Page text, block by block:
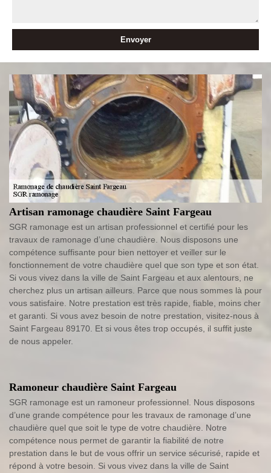
Artisan ramonage chaudière Saint Fargeau
SGR ramonage est un artisan professionnel et certifié pour les
travaux de ramonage d’une chaudière. Nous disposons une
compétence suffisante pour bien nettoyer et veiller sur le
fonctionnement de votre chaudière quel que son type et son état.
Si vous vivez dans la ville de Saint Fargeau et aux alentours, ne
cherchez plus un artisan ailleurs. Parce que nous sommes là pour
vous satisfaire. Notre prestation est très rapide, fiable, moins cher
et garanti. Si vous avez besoin de notre prestation, visitez-nous à
Saint Fargeau 89170. Et si vous êtes trop occupés, il suffit juste
de nous appeler.
Ramoneur chaudière Saint Fargeau
SGR ramonage est un ramoneur professionnel. Nous disposons
d’une grande compétence pour les travaux de ramonage d’une
chaudière quel que soit le type de votre chaudière. Notre
compétence nous permet de garantir la fiabilité de notre
prestation dans le but de vous offrir un service sécurisé, rapide et
répond à votre besoin. Si vous vivez dans la ville de Saint